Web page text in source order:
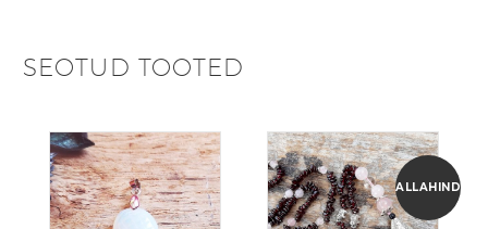
SEOTUD TOOTED
ALLAHINDLUS!